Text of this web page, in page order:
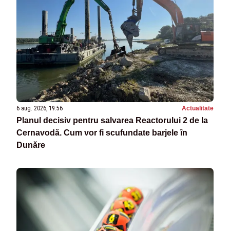
6 aug. 2026, 19:56 Actualitate
Planul decisiv pentru salvarea Reactorului 2 de la
Cernavodă. Cum vor fi scufundate barjele în
Dunăre